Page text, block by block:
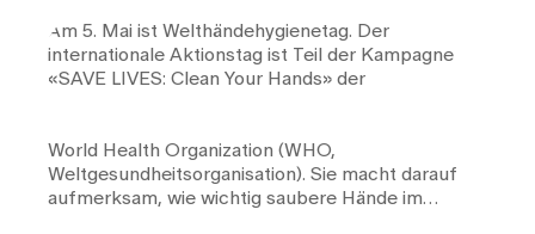
Am 5. Mai ist Welthändehygienetag. Der
internationale Aktionstag ist Teil der Kampagne
«SAVE LIVES: Clean Your Hands» der
World Health Organization (WHO,
Weltgesundheitsorganisation). Sie macht darauf
aufmerksam, wie wichtig saubere Hände im